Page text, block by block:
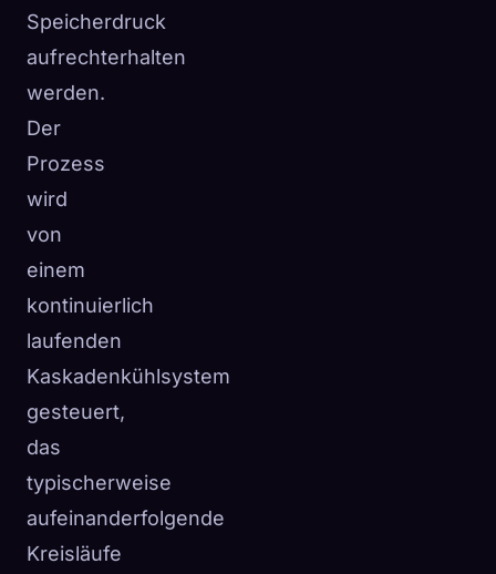
Speicherdruck
aufrechterhalten
werden.
Der
Prozess
wird
von
einem
kontinuierlich
laufenden
Kaskadenkühlsystem
gesteuert,
das
typischerweise
aufeinanderfolgende
Kreisläufe